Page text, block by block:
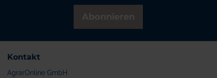
Kontakt
AgrarOnline GmbH